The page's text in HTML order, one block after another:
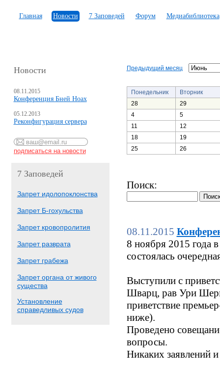
Главная Новости 7 Заповедей Форум Медиабиблиотека
Новости
08.11.2015
Конференция Бней Ноах
05.12.2013
Реконфигурация сервера
7 Заповедей
Запрет идолопоклонства
Запрет Б-гохульства
Запрет кровопролития
Запрет разврата
Запрет грабежа
Запрет органа от живого
существа
Установление
справедливых судов
Предыдущий месяц
Понедельник
Вторник
28
29
4
5
11
12
18
19
25
26
Поиск:
08.11.2015
8 ноября 2015 года
состоялась
Выступили с
Шварц, рав Ури
приветствие
ниже).
Проведено
вопросы.
Никаких заявлений